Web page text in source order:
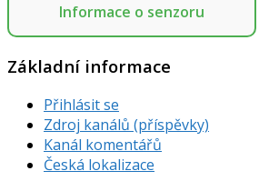
Informace o senzoru
Základní informace
Přihlásit se
Zdroj kanálů (příspěvky)
Kanál komentářů
Česká lokalizace